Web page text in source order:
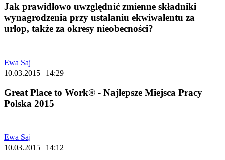
Jak prawidłowo uwzględnić zmienne składniki
wynagrodzenia przy ustalaniu ekwiwalentu za
urlop, także za okresy nieobecności?
Ewa Saj
10.03.2015 | 14:29
Great Place to Work® - Najlepsze Miejsca Pracy
Polska 2015
Ewa Saj
10.03.2015 | 14:12